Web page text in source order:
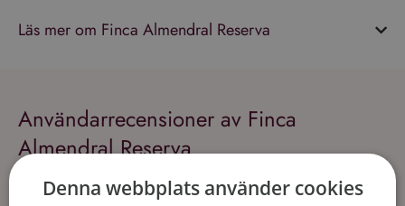
Läs mer om Finca Almendral Reserva
Användarrecensioner av Finca
Almendral Reserva
Denna webbplats använder cookies